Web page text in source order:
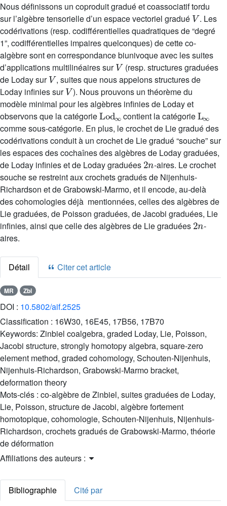
Nous définissons un coproduit gradué et coassociatif tordu
sur l’algèbre tensorielle d’un espace vectoriel gradué
V
. Les
codérivations (resp. codifférentielles quadratiques de “degré
1”, codifférentielles impaires quelconques) de cette co-
algèbre sont en correspondance biunivoque avec les suites
d’applications multilinéaires sur
V
(resp. structures graduées
de Loday sur
V
, suites que nous appelons structures de
Loday infinies sur
V
). Nous prouvons un théorème du
modèle minimal pour les algèbres infinies de Loday et
observons que la catégorie
Lod∞
contient la catégorie
comme sous-catégorie. En plus, le crochet de Lie gradué des
codérivations conduit à un crochet de Lie gradué “souche” sur
les espaces des cochaînes des algèbres de Loday graduées,
de Loday infinies et de Loday graduées
2n
-aires. Le crochet
souche se restreint aux crochets gradués de Nijenhuis-
Richardson et de Grabowski-Marmo, et il encode, au-delà
des cohomologies déjà mentionnées, celles des algèbres de
Lie graduées, de Poisson graduées, de Jacobi graduées, Lie
infinies, ainsi que celle des algèbres de Lie graduées
2n
-
aires.
Détail Citer cet article
MR Zbl
DOI : 10.5802/aif.2525
Classification : 16W30, 16E45, 17B56, 17B70
Keywords: Zinbiel coalgebra, graded Loday, Lie, Poisson,
Jacobi structure, strongly homotopy algebra, square-zero
element method, graded cohomology, Schouten-Nijenhuis,
Nijenhuis-Richardson, Grabowski-Marmo bracket,
deformation theory
Mots-clés : co-algèbre de Zinbiel, suites graduées de Loday,
Lie, Poisson, structure de Jacobi, algèbre fortement
homotopique, cohomologie, Schouten-Nijenhuis, Nijenhuis-
Richardson, crochets gradués de Grabowski-Marmo, théorie
de déformation
Affiliations des auteurs :
Bibliographie
Cité par